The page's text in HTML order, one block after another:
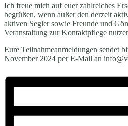
Ich freue mich auf euer zahlreiches
begrüßen, wenn außer den derzeit
aktiven Segler sowie Freunde und
Veranstaltung zur Kontaktpflege
Eure Teilnahmeanmeldungen sendet
November 2024 per E-Mail an